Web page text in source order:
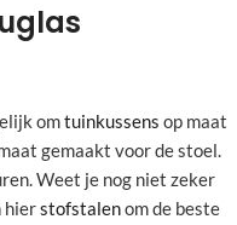
omtuinkussens op maat
gemaakt voor de stoel.
Weet je nog niet zeker
hierstofstalenom de beste